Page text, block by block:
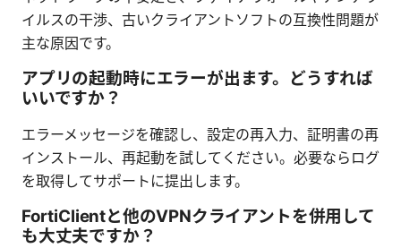
イルスの干渉、古いクライアントソフトの互換性問題が
主な原因です。
アプリの起動時にエラーが出ます。どうすれば
いいですか？
エラーメッセージを確認し、設定の再入力、証明書の再
インストール、再起動を試してください。必要ならログ
を取得してサポートに提出します。
FortiClientと他のVPNクライアントを併用して
も大丈夫ですか？